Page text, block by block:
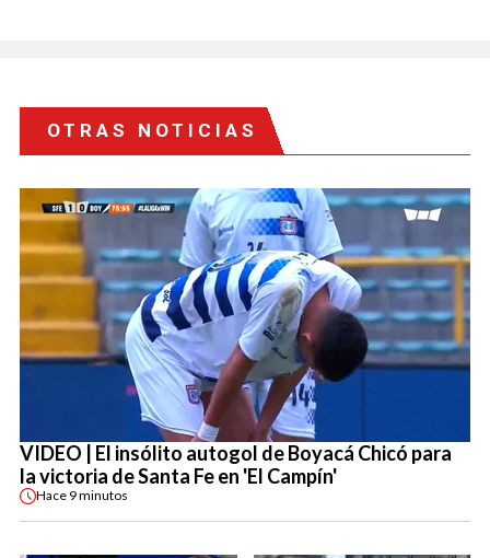
OTRAS NOTICIAS
VIDEO | El insólito autogol de Boyacá Chicó para
la victoria de Santa Fe en 'El Campín'
Hace 9 minutos